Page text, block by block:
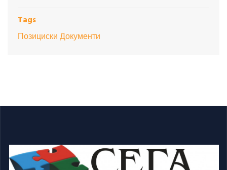
Tags
Позициски Документи